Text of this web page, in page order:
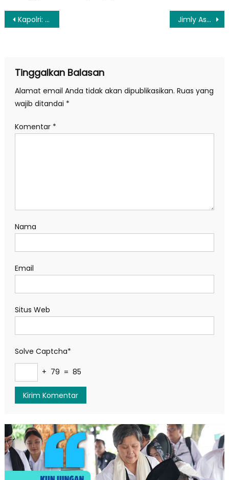
Navigasi
Kapolri: Korban Ledakan SMAN 72 Capai 96 Orang, 29 Masih Dirawat Jimly Asshiddiqie: Reformasi Polri Tak Hanya Kejar Hasil, Tapi Juga Proses
Tinggalkan Balasan
Alamat email Anda tidak akan dipublikasikan. Ruas yang
wajib ditandai *
Komentar *
Nama
Email
Situs Web
Solve Captcha*
+ 79 = 85